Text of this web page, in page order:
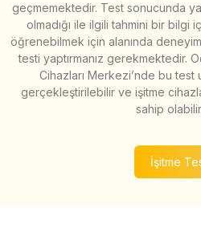
geçmemektedir. Test sonucunda
olmadığı ile ilgili tahmini bir bilgi
öğrenebilmek için alanında
testi yaptırmanız gerekmektedir.
Cihazları Merkezi’nde bu test
gerçekleştirilebilir ve işitme
sahip
İşitme